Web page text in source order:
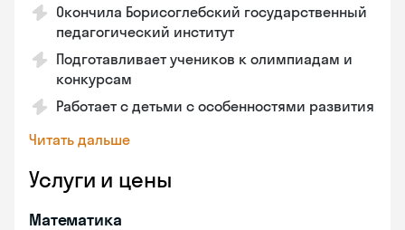
Окончила Борисоглебский государственный
педагогический институт
Подготавливает учеников к олимпиадам и
конкурсам
Работает с детьми с особенностями развития
Читать дальше
Услуги и цены
Математика